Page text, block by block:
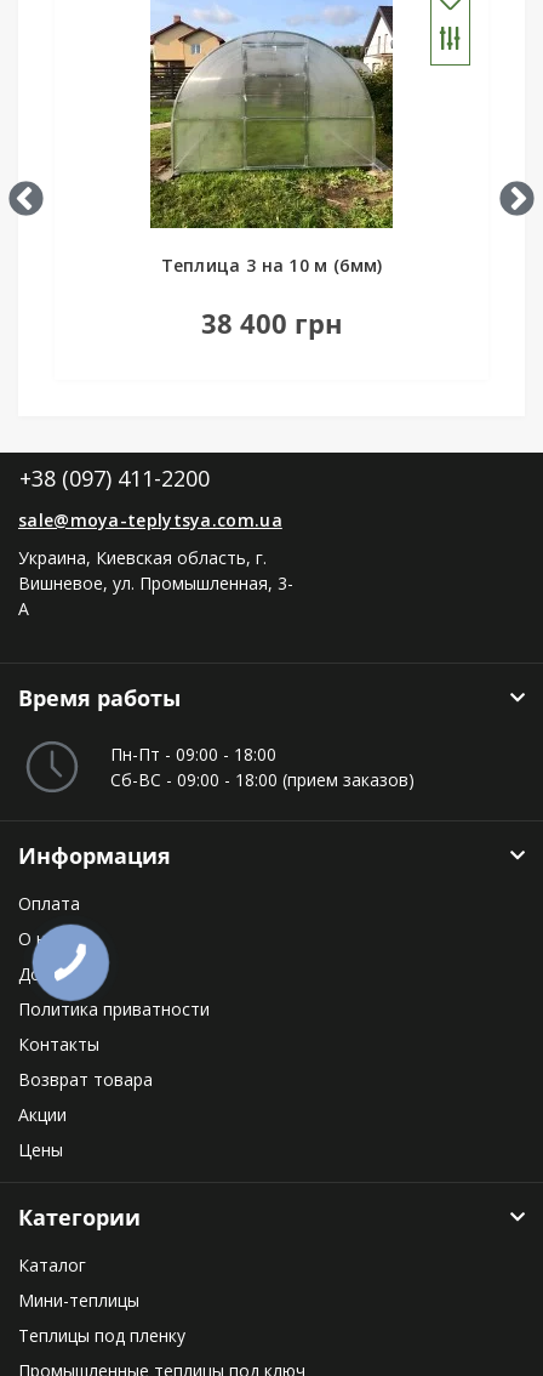
Теплица 3 на 10 м комби
18 500 грн
+38 (097) 411-2200
sale@moya-teplytsya.com.ua
Украина, Киевская область, г.
Вишневое, ул. Промышленная, 3-
А
Время работы
Пн-Пт - 09:00 - 18:00
Сб-ВС - 09:00 - 18:00 (прием заказов)
Информация
Оплата
О нас
Доставка
Политика приватности
Контакты
Возврат товара
Акции
Цены
Категории
Каталог
Мини-теплицы
Теплицы под пленку
Промышленные теплицы под ключ